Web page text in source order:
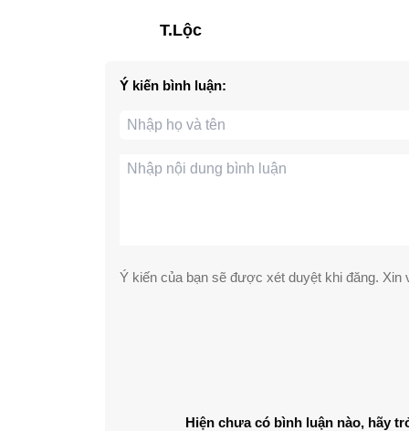
T.Lộc
Ý kiến bình luận:
Ý kiến của bạn sẽ được xét duyệt khi đăng. Xin
Hiện chưa có bình luận nào, hãy